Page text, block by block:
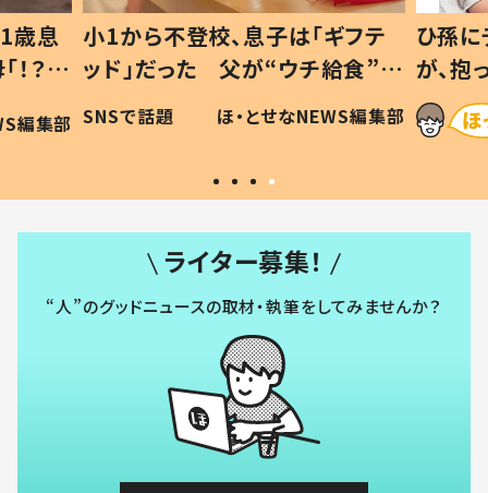
歳息
？」
編集部
小1から不登校、息子は「ギフテ
ッド」だった 父が“ウチ給食”を
作り続ける理由とは #令和の親
#令和の子
SNSで話題 ほ・とせなNEWS編集部
ひ孫
が、
「涙が
い」
ライター募集！
“人”のグッドニュースの取材・執筆をしてみませんか？